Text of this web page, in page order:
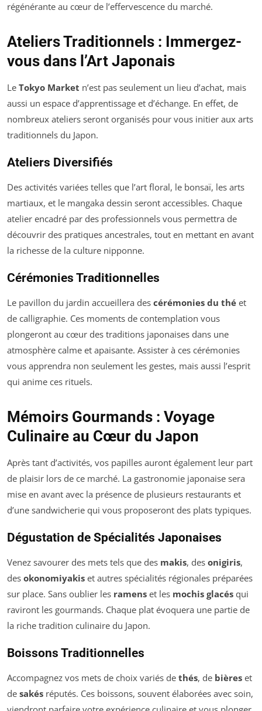
régénérante au cœur de l’effervescence du marché.
Ateliers Traditionnels : Immergez-
vous dans l’Art Japonais
Le Tokyo Market n’est pas seulement un lieu d’achat, mais
aussi un espace d’apprentissage et d’échange. En effet, de
nombreux ateliers seront organisés pour vous initier aux arts
traditionnels du Japon.
Ateliers Diversifiés
Des activités variées telles que l’art floral, le bonsaï, les arts
martiaux, et le mangaka dessin seront accessibles. Chaque
atelier encadré par des professionnels vous permettra de
découvrir des pratiques ancestrales, tout en mettant en avant
la richesse de la culture nipponne.
Cérémonies Traditionnelles
Le pavillon du jardin accueillera des cérémonies du thé et
de calligraphie. Ces moments de contemplation vous
plongeront au cœur des traditions japonaises dans une
atmosphère calme et apaisante. Assister à ces cérémonies
vous apprendra non seulement les gestes, mais aussi l’esprit
qui anime ces rituels.
Mémoirs Gourmands : Voyage
Culinaire au Cœur du Japon
Après tant d’activités, vos papilles auront également leur part
de plaisir lors de ce marché. La gastronomie japonaise sera
mise en avant avec la présence de plusieurs restaurants et
d’une sandwicherie qui vous proposeront des plats typiques.
Dégustation de Spécialités Japonaises
Venez savourer des mets tels que des makis, des onigiris,
des okonomiyakis et autres spécialités régionales préparées
sur place. Sans oublier les ramens et les mochis glacés qui
raviront les gourmands. Chaque plat évoquera une partie de
la riche tradition culinaire du Japon.
Boissons Traditionnelles
Accompagnez vos mets de choix variés de thés, de bières et
de sakés réputés. Ces boissons, souvent élaborées avec soin,